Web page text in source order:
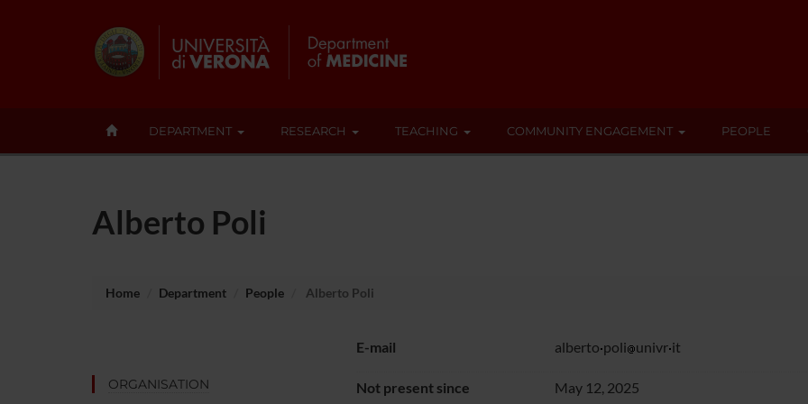
DEPARTMENT RESEARCH TEACHING COMMUNITY ENGAGEMENT PEOPLE
Alberto Poli
Home Department People Alberto Poli
ORGANISATION
E-mail alberto poli univr it
Not present since May 12, 2025